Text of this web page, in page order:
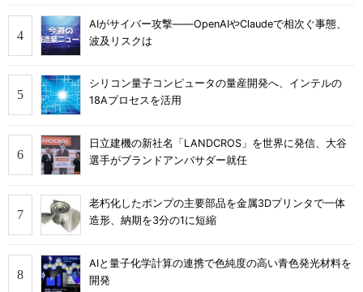
AIがサイバー攻撃――OpenAIやClaudeで相次ぐ事態、
波及リスクは
シリコン量子コンピュータの量産開発へ、インテルの
18Aプロセスを活用
日立建機の新社名「LANDCROS」を世界に発信、大谷
選手がブランドアンバサダー就任
老朽化したポンプの主要部品を金属3Dプリンタで一体
造形、納期を3分の1に短縮
AIと量子化学計算の連携で色純度の高い青色発光材料を
開発